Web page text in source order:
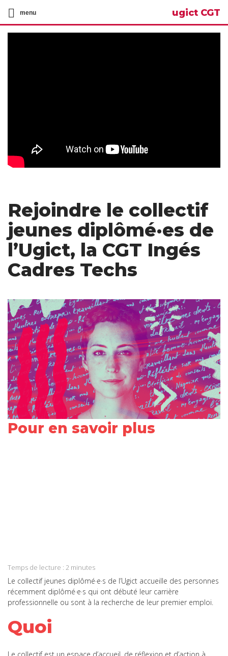
menu ugict CGT
Rejoindre le collectif
jeunes diplômé·es de
l’Ugict, la CGT Ingés
Cadres Techs
Pour en savoir plus
Email
Temps de lecture : 2 minutes
Le collectif jeunes diplômé·e·s de l’Ugict accueille des personnes
récemment diplômé·e·s qui ont débuté leur carrière
professionnelle ou sont à la recherche de leur premier emploi.
Quoi